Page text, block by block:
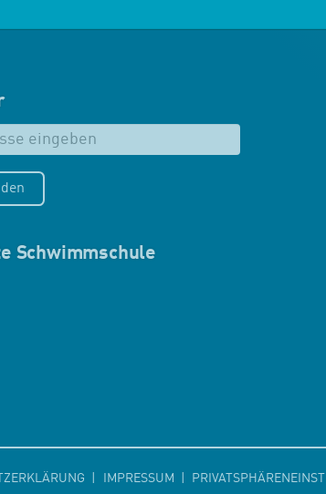
Schwimmschule
IMPRESSUM